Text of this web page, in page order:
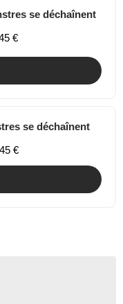
se déchaînent
€
se déchaînent
€